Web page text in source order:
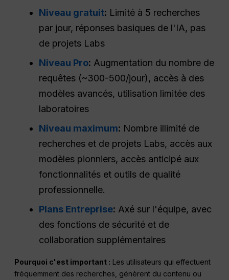
Niveau gratuit: Limité à 5 recherches
par jour, réponses basiques de l'IA, pas
de projets Labs
Niveau Pro: Augmentation du nombre de
requêtes (~300-500/jour), accès à des
modèles avancés, utilisation limitée des
laboratoires
Niveau maximum: Nombre illimité de
recherches et de projets Labs, accès aux
modèles pionniers, accès anticipé aux
fonctionnalités et outils de qualité
professionnelle.
Plans Entreprise: Axé sur l'équipe, avec
des fonctions de sécurité et de
collaboration supplémentaires
Pourquoi c'est important : Les utilisateurs qui effectuent
fréquemment des recherches, génèrent du contenu ou